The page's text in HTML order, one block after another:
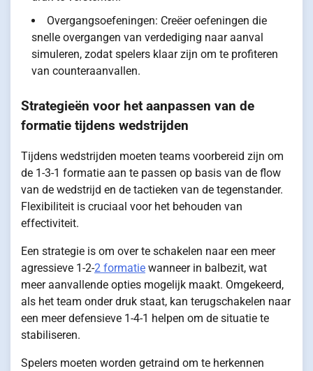
Overgangsoefeningen: Creëer oefeningen die
snelle overgangen van verdediging naar aanval
simuleren, zodat spelers klaar zijn om te profiteren
van counteraanvallen.
Strategieën voor het aanpassen van de
formatie tijdens wedstrijden
Tijdens wedstrijden moeten teams voorbereid zijn om
de 1-3-1 formatie aan te passen op basis van de flow
van de wedstrijd en de tactieken van de tegenstander.
Flexibiliteit is cruciaal voor het behouden van
effectiviteit.
Een strategie is om over te schakelen naar een meer
agressieve 1-2-2 formatie wanneer in balbezit, wat
meer aanvallende opties mogelijk maakt. Omgekeerd,
als het team onder druk staat, kan terugschakelen naar
een meer defensieve 1-4-1 helpen om de situatie te
stabiliseren.
Spelers moeten worden getraind om te herkennen